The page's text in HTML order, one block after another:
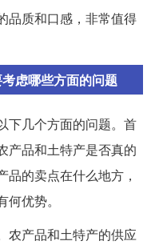
品质和口感，非常值得
虑哪些方面的问题
下几个方面的问题。首
产品和土特产是否真的
的卖点在什么地方，
优势。
农产品和土特产的供应